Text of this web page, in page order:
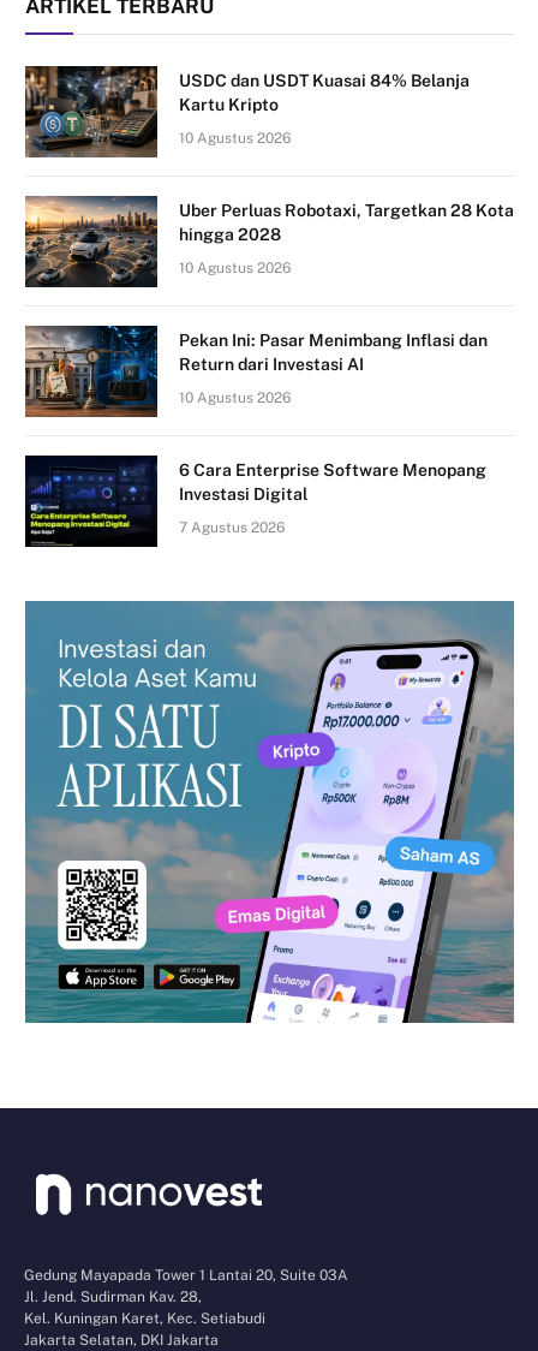
ARTIKEL TERBARU
USDC dan USDT Kuasai 84% Belanja
Kartu Kripto
10 Agustus 2026
Uber Perluas Robotaxi, Targetkan 28 Kota
hingga 2028
10 Agustus 2026
Pekan Ini: Pasar Menimbang Inflasi dan
Return dari Investasi AI
10 Agustus 2026
6 Cara Enterprise Software Menopang
Investasi Digital
7 Agustus 2026
Gedung Mayapada Tower 1 Lantai 20, Suite 03A
Jl. Jend. Sudirman Kav. 28,
Kel. Kuningan Karet, Kec. Setiabudi
Jakarta Selatan, DKI Jakarta